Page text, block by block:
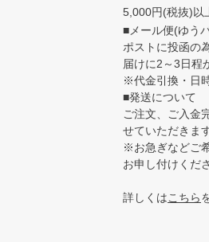
5,000円(税抜)以
■メール便(ゆう
ポストに投函の
届けに2～3日程
※代金引換・日
■発送について
ご注文、ご入金
せていただきます
※お急ぎなどご
お申し付けくだ
詳しくはこちら